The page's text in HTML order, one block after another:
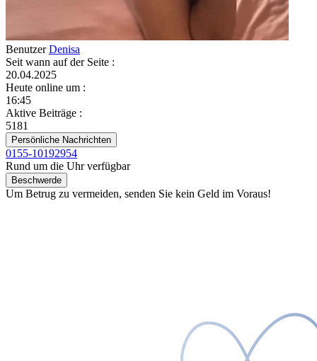
BenutzerDenisa
Seit wann auf der Seite :
20.04.2025
Heute online um :
16:45
Aktive Beiträge :
5181
Persönliche Nachrichten
0155-10192954
Rund um die Uhr verfügbar
Beschwerde
Um Betrug zu vermeiden, senden Sie kein Geld im Voraus!